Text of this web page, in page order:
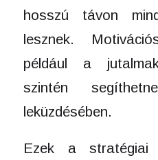
hosszú távon
lesznek.
például a
szintén
leküzdésében.
Ezek a stratégiai